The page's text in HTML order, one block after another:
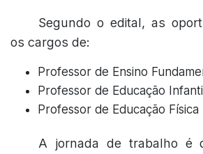
Segundo o edital, as
os cargos de:
Professor de Ensino
Professor de Educação
Professor de Educação Física
A jornada de trabalho é